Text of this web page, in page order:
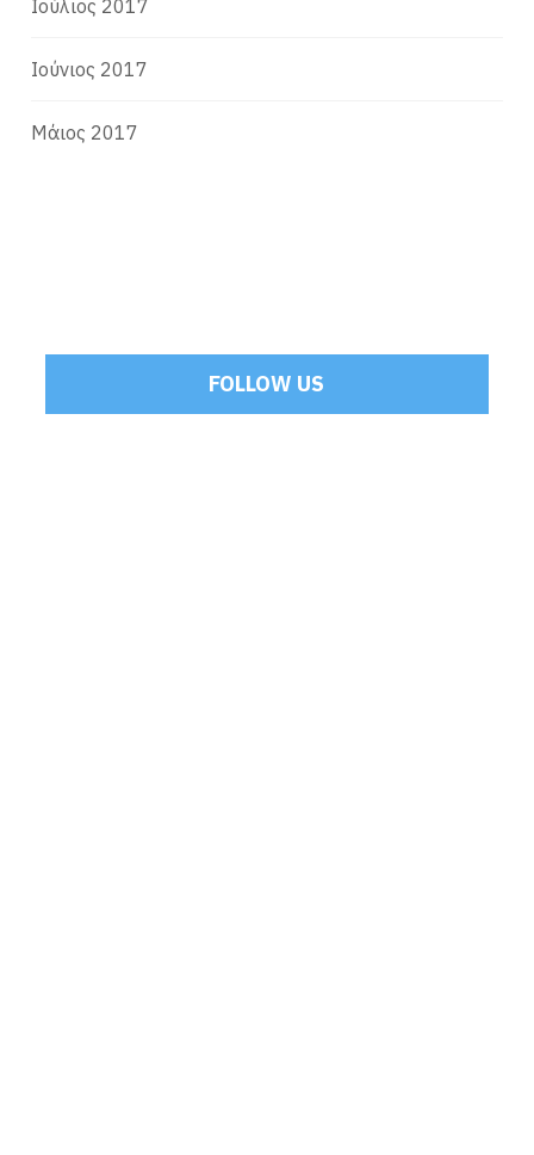
Ιούλιος 2017
Ιούνιος 2017
Μάιος 2017
FOLLOW US